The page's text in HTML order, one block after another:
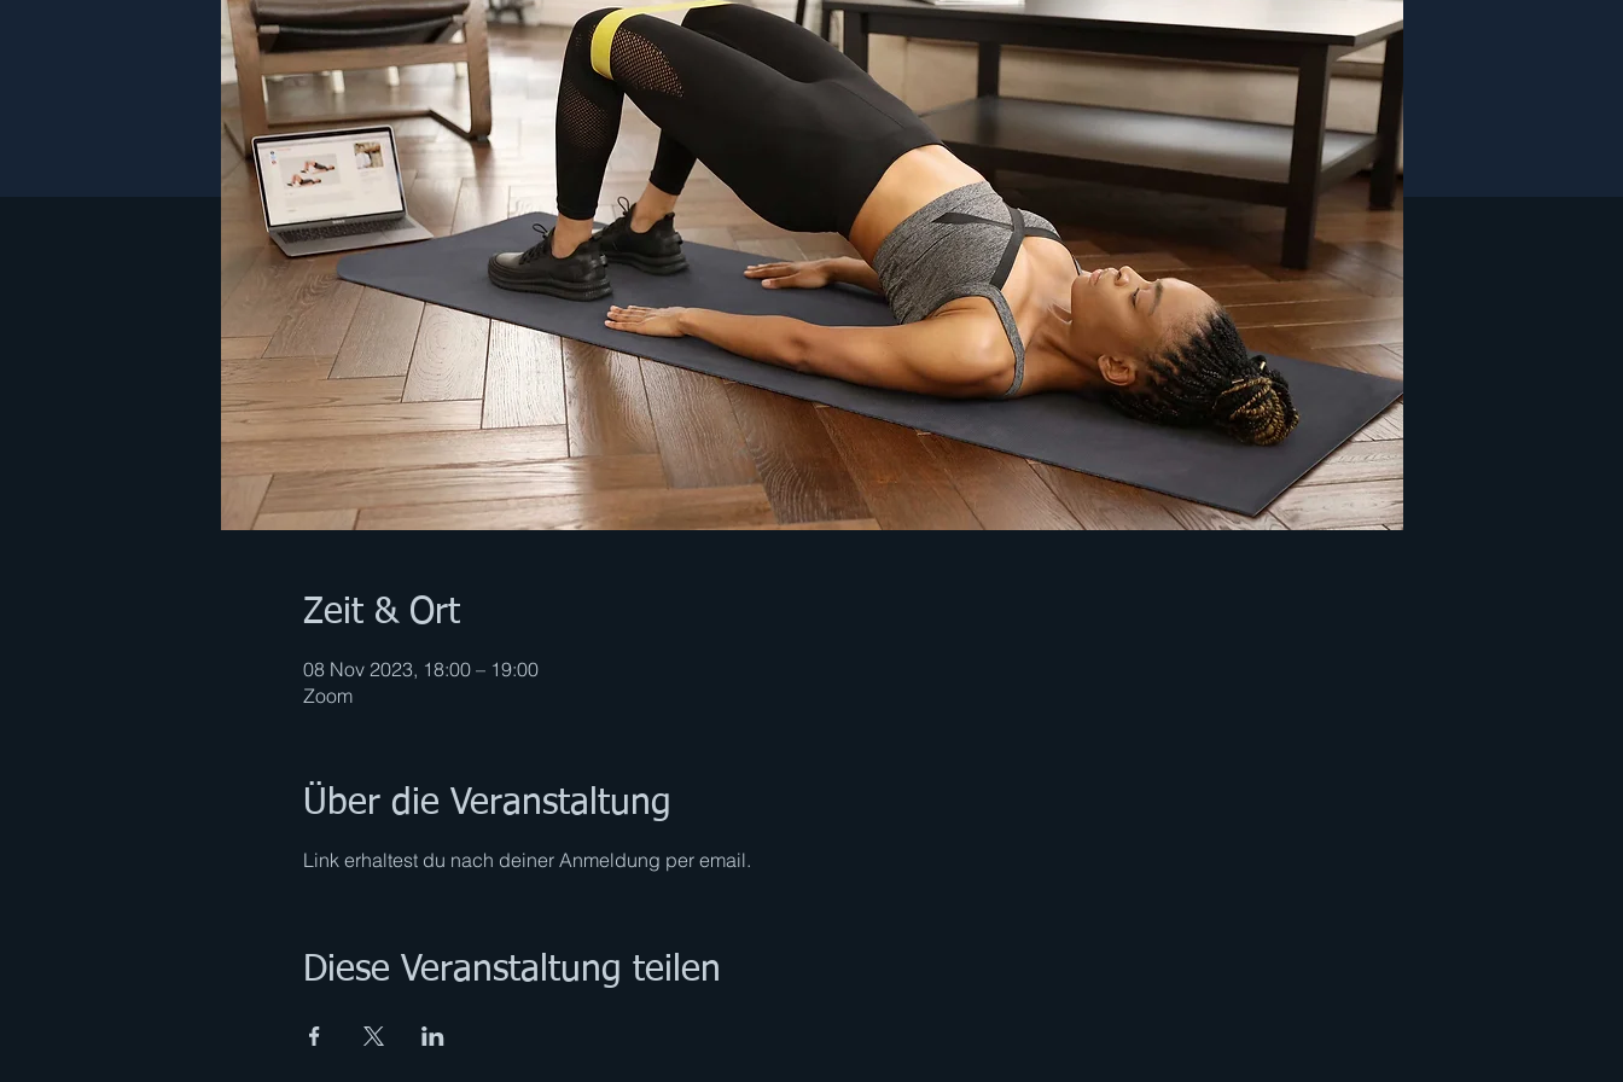
Zeit & Ort
08 Nov 2023, 18:00 – 19:00
Zoom
Über die Veranstaltung
Link erhaltest du nach deiner Anmeldung per email.
Diese Veranstaltung teilen